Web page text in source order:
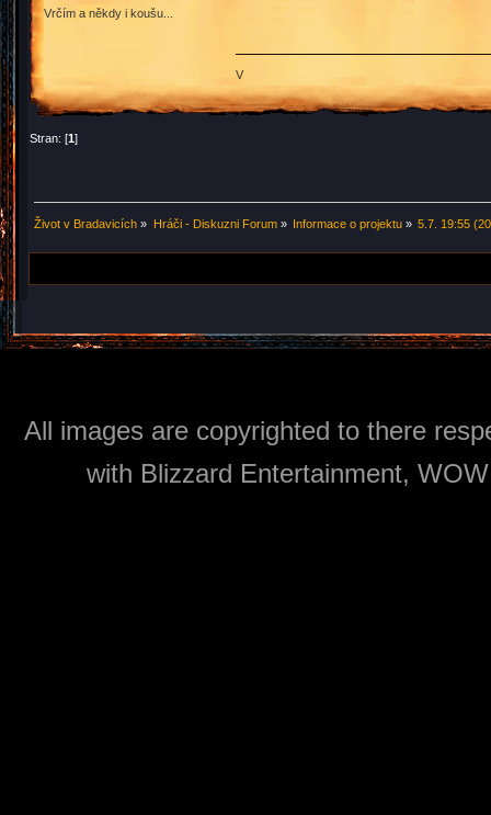
Vrčím a někdy i koušu...
V
Stran: [1]
Život v Bradavicích » Hráči - Diskuzni Forum» Informace o projektu» 5.7. 19:55
All images are copyrighted to there
with Blizzard Entertainment,